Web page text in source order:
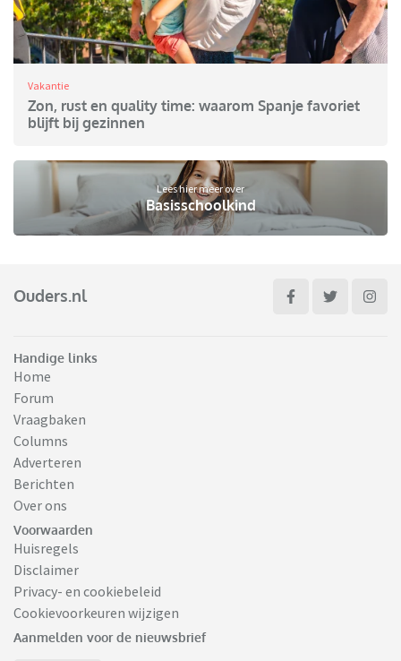
Vakantie
Zon, rust en quality time: waarom Spanje favoriet
blijft bij gezinnen
Lees hier meer over
Basisschoolkind
Ouders.nl
Handige links
Home
Forum
Vraagbaken
Columns
Adverteren
Berichten
Over ons
Voorwaarden
Huisregels
Disclaimer
Privacy- en cookiebeleid
Cookievoorkeuren wijzigen
Aanmelden voor de nieuwsbrief